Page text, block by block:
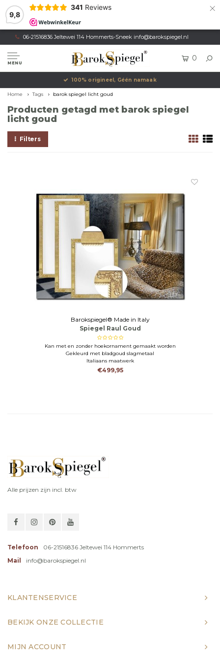
9,8
341 Reviews ×
06-21516836 Jeltewei 114 Hommerts-Sneek info@barokspiegel.nl
MENU
0
100% origineel, Géén namaak
Home Tags barok spiegel licht goud
Producten getagd met barok spiegel
licht goud
Filters
Barokspiegel® Made in Italy
Spiegel Raul Goud
Kan met en zonder hoekornament gemaakt worden
Gekleurd met bladgoud slagmetaal
Italiaans maatwerk
€499,95
Alle prijzen zijn incl. btw
Telefoon
06-21516836 Jeltewei 114 Hommerts
Mail
info@barokspiegel.nl
KLANTENSERVICE
BEKIJK ONZE COLLECTIE
MIJN ACCOUNT